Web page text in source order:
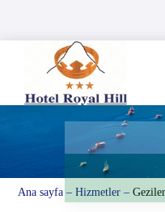
Ana sayfa–Hizmetler–Geziler